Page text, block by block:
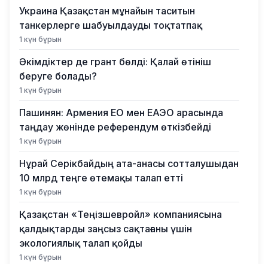
Украина Қазақстан мұнайын таситын
танкерлерге шабуылдауды тоқтатпақ
1 күн бұрын
Әкімдіктер де грант бөлді: Қалай өтініш
беруге болады?
1 күн бұрын
Пашинян: Армения ЕО мен ЕАЭО арасында
таңдау жөнінде референдум өткізбейді
1 күн бұрын
Нұрай Серікбайдың ата-анасы сотталушыдан
10 млрд теңге өтемақы талап етті
1 күн бұрын
Қазақстан «Теңізшевройл» компаниясына
қалдықтарды заңсыз сақтағаны үшін
экологиялық талап қойды
1 күн бұрын